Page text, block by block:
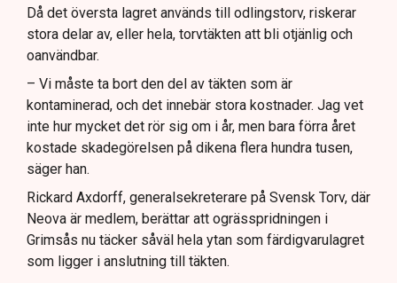
Då det översta lagret används till odlingstorv, riskerar
stora delar av, eller hela, torvtäkten att bli otjänlig och
oanvändbar.
– Vi måste ta bort den del av täkten som är
kontaminerad, och det innebär stora kostnader. Jag vet
inte hur mycket det rör sig om i år, men bara förra året
kostade skadegörelsen på dikena flera hundra tusen,
säger han.
Rickard Axdorff, generalsekreterare på Svensk Torv, där
Neova är medlem, berättar att ogrässpridningen i
Grimsås nu täcker såväl hela ytan som färdigvarulagret
som ligger i anslutning till täkten.